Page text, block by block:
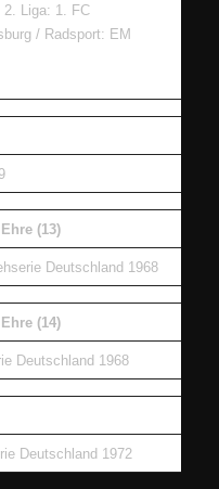
Liga: 1. FC
/ Radsport: EM
(13)
Deutschland 1968
(14)
Deutschland 1968
Deutschland 1972